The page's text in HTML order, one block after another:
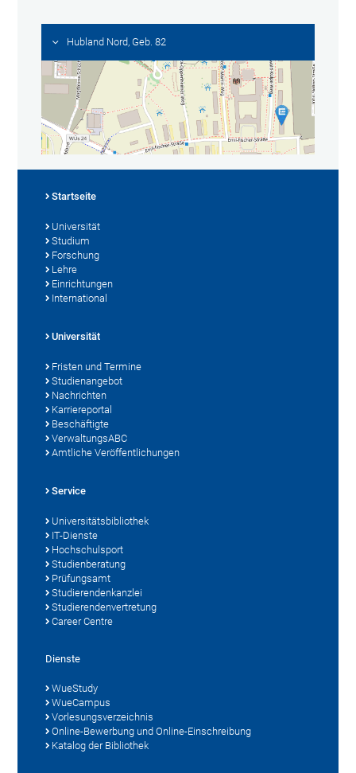
Hubland Nord, Geb. 82
Startseite
Universität
Studium
Forschung
Lehre
Einrichtungen
International
Universität
Fristen und Termine
Studienangebot
Nachrichten
Karriereportal
Beschäftigte
VerwaltungsABC
Amtliche Veröffentlichungen
Service
Universitätsbibliothek
IT-Dienste
Hochschulsport
Studienberatung
Prüfungsamt
Studierendenkanzlei
Studierendenvertretung
Career Centre
Dienste
WueStudy
WueCampus
Vorlesungsverzeichnis
Online-Bewerbung und Online-Einschreibung
Katalog der Bibliothek